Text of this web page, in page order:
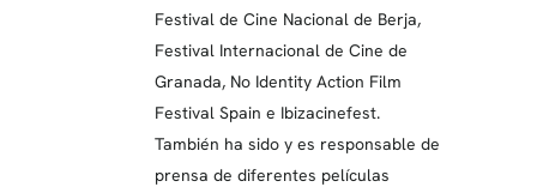
Festival de Cine Nacional de Berja,
Festival Internacional de Cine de
Granada, No Identity Action Film
Festival Spain e Ibizacinefest.
También ha sido y es responsable de
prensa de diferentes películas